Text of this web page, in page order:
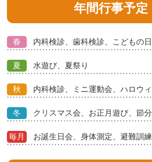
年間行事予定
春 内科検診、歯科検診、こどもの日
夏 水遊び、夏祭り
秋 内科検診、ミニ運動会、ハロウ
冬 クリスマス会、お正月遊び、節
毎月 お誕生日会、身体測定、避難訓練